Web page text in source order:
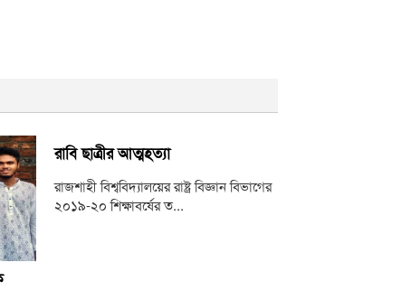
ভেতরের বিভেদ দেখেই ফ্যাসিবাদীরা
হাসছে'- রাবি উপাচার্য
গণঅভ্যুত্থানের দ্বিতীয় বর্ষপূর্তিতে রাকসুর
রান’ ম্যারাথন
গণ-অভ্যুত্থানের দ্বিতীয় বার্ষিকীতে ইবি
বৃক্ষরোপণ
রাবি ছাত্রীর আত্মহত্যা
রাজশাহী বিশ্ববিদ্যালয়ের রাষ্ট্র বিজ্ঞান বিভাগের
২০১৯-২০ শিক্ষাবর্ষের ত...